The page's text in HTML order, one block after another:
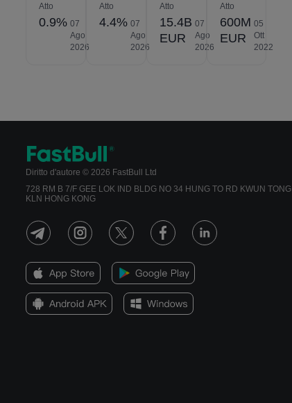
Atto
0.9% 07
Ago
2026
Atto
4.4% 07
Ago
2026
Atto
15.4B
EUR
07
Ago
2026
Atto
600M
EUR
05
Ott
2022
Diritto d'autore © 2026 FastBull Ltd
728 RM B 7/F GEE LOK IND BLDG NO 34 HUNG TO RD KWUN TONG
KLN HONG KONG